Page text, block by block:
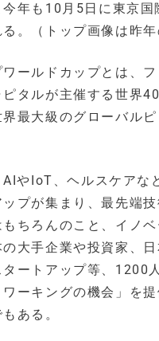
年も10月5日に東京国
。（トップ画像は昨年
ールドカップとは、
タルが主催する世界
最大級のグローバル
やIoT、ヘルスケアな
プが集まり、最先端技
ちろんのこと、イノ
大手企業や投資家、
ートアップ等、1200
ワーキングの機会」を
ある。